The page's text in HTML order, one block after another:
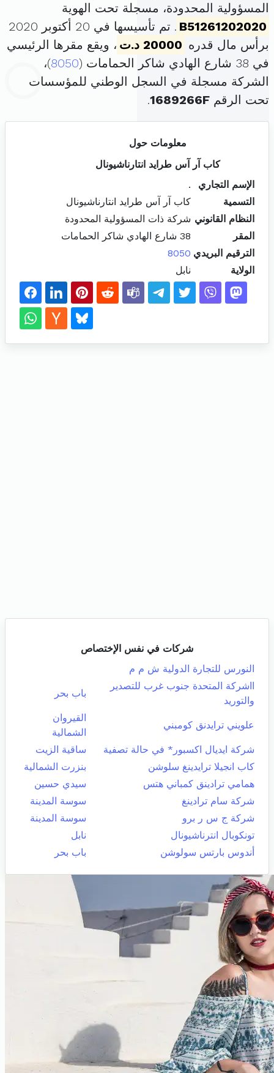
المسؤولية المحدودة، مسجلة تحت الهوية
B51261202020
. تم تأسيسها في 20 أكتوبر 2020
برأس مال قدره 20000 د.ت
، ويقع مقرها الرئيسي
في 38 شارع الهادي شاكر الحمامات (
8050)،
الشركة مسجلة في السجل الوطني للمؤسسات
تحت الرقم 1689266F
.
معلومات حول
كاب آر آس طرايد انتارناشيونال
الإسم التجاري
.
التسمية
كاب آر آس طرايد انتارناشيونال
النظام القانوني شركة ذات المسؤولية المحدودة
المقر
38 شارع الهادي شاكر الحمامات
الترقيم البريدي 8050
الولاية
نابل
شركات في نفس الإختصاص
النورس للتجارة الدولية ش م م
ااشركة المتحدة جنوب غرب للتصدير
والتوريد
باب بحر
علويني ترايدنق كومبني
القيروان
الشمالية
شركة ايديال اكسبور* في حالة تصفية
ساقية الزيت
كاب انجيلا ترايدينغ سلوشن
بنزرت الشمالية
همامي ترادينق كمباني هتس
سيدي حسين
شركة سام ترادينغ
سوسة المدينة
شركة ج س ر برو
سوسة المدينة
تونكوبال انترناشيونال
نابل
أندوس بارتس سولوشن
باب بحر